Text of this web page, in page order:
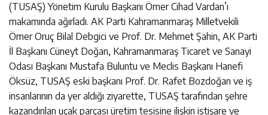
(TUSAŞ) Yönetim Kurulu Başkanı Ömer Cihad Vardan’ı
makamında ağırladı. AK Parti Kahramanmaraş Milletvekili
Ömer Oruç Bilal Debgici ve Prof. Dr. Mehmet Şahin, AK Parti
İl Başkanı Cüneyt Doğan, Kahramanmaraş Ticaret ve Sanayi
Odası Başkanı Mustafa Buluntu ve Meclis Başkanı Hanefi
Öksüz, TUSAŞ eski başkanı Prof. Dr. Rafet Bozdoğan ve iş
insanlarının da yer aldığı ziyarette, TUSAŞ tarafından şehre
kazandırılan uçak parçası üretim tesisine ilişkin istişare ve